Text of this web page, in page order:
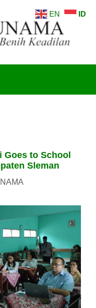
Goes to School
Sleman
EN ID